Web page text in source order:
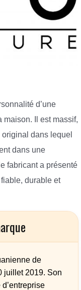
d’une
Il est massif,
dans lequel
dans une
fabricant a présenté
durable et
de
juillet 2019. Son